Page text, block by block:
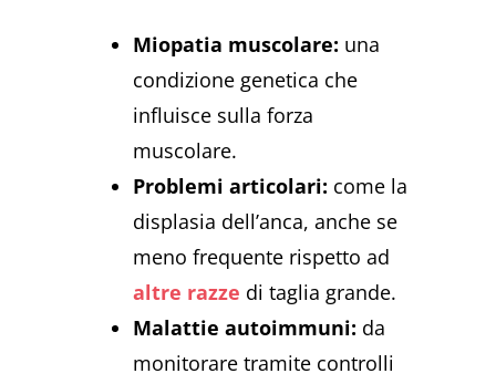
Miopatia muscolare: una
condizione genetica che
influisce sulla forza
muscolare.
Problemi articolari: come la
displasia dell’anca, anche se
meno frequente rispetto ad
altre razze di taglia grande.
Malattie autoimmuni: da
monitorare tramite controlli